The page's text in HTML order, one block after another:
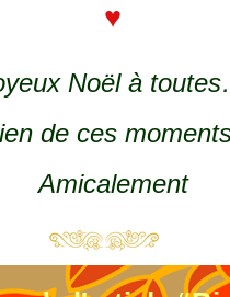
♥
Noël à
de ces
Amicalement